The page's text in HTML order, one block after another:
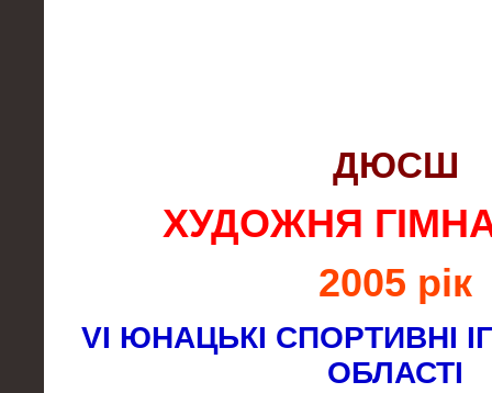
ДЮСШ
ХУДОЖНЯ
2005 рік
VI ЮНАЦЬКІ СПОРТИВНІ
ОБЛАСТІ